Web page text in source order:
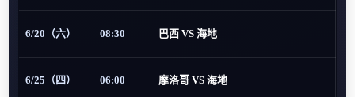
6/20（六） 08:30 巴西 VS 海地
6/25（四） 06:00 摩洛哥 VS 海地